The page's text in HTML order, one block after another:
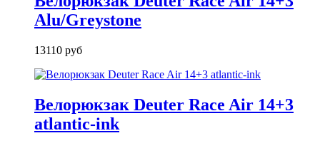
Alu/Greystone
13110 руб
Велорюкзак Deuter Race Air 14+3
atlantic-ink